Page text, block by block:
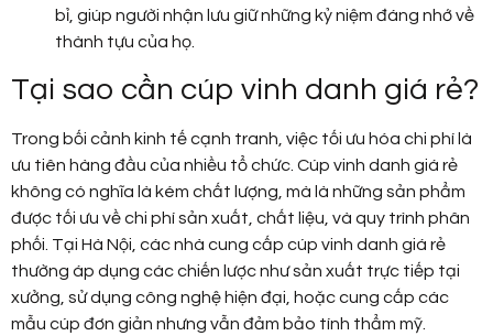
bỉ, giúp người nhận lưu giữ những kỷ niệm đáng nhớ về
thành tựu của họ.
Tại sao cần cúp vinh danh giá rẻ?
Trong bối cảnh kinh tế cạnh tranh, việc tối ưu hóa chi phí là
ưu tiên hàng đầu của nhiều tổ chức. Cúp vinh danh giá rẻ
không có nghĩa là kém chất lượng, mà là những sản phẩm
được tối ưu về chi phí sản xuất, chất liệu, và quy trình phân
phối. Tại Hà Nội, các nhà cung cấp cúp vinh danh giá rẻ
thường áp dụng các chiến lược như sản xuất trực tiếp tại
xưởng, sử dụng công nghệ hiện đại, hoặc cung cấp các
mẫu cúp đơn giản nhưng vẫn đảm bảo tính thẩm mỹ.